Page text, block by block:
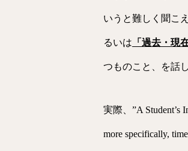
いうと難しく聞こ
るいは 「過去・現
つものこと、を話
実際、”A Student’s
more specifically,